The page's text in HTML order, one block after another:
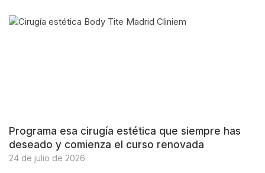
Programa esa cirugía estética que siempre has
deseado y comienza el curso renovada
24 de julio de 2026